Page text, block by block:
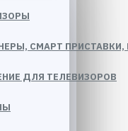
СМАРТ
ДЛЯ ТЕЛЕВИЗОРОВ